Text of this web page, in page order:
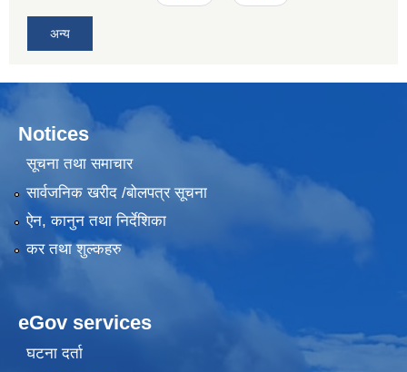
अन्य
Notices
सूचना तथा समाचार
सार्वजनिक खरीद /बोलपत्र सूचना
ऐन, कानुन तथा निर्देशिका
कर तथा शुल्कहरु
eGov services
घटना दर्ता